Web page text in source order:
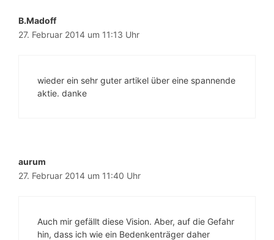
B.Madoff
27. Februar 2014 um 11:13 Uhr
wieder ein sehr guter artikel über eine spannende
aktie. danke
aurum
27. Februar 2014 um 11:40 Uhr
Auch mir gefällt diese Vision. Aber, auf die Gefahr
hin, dass ich wie ein Bedenkenträger daher